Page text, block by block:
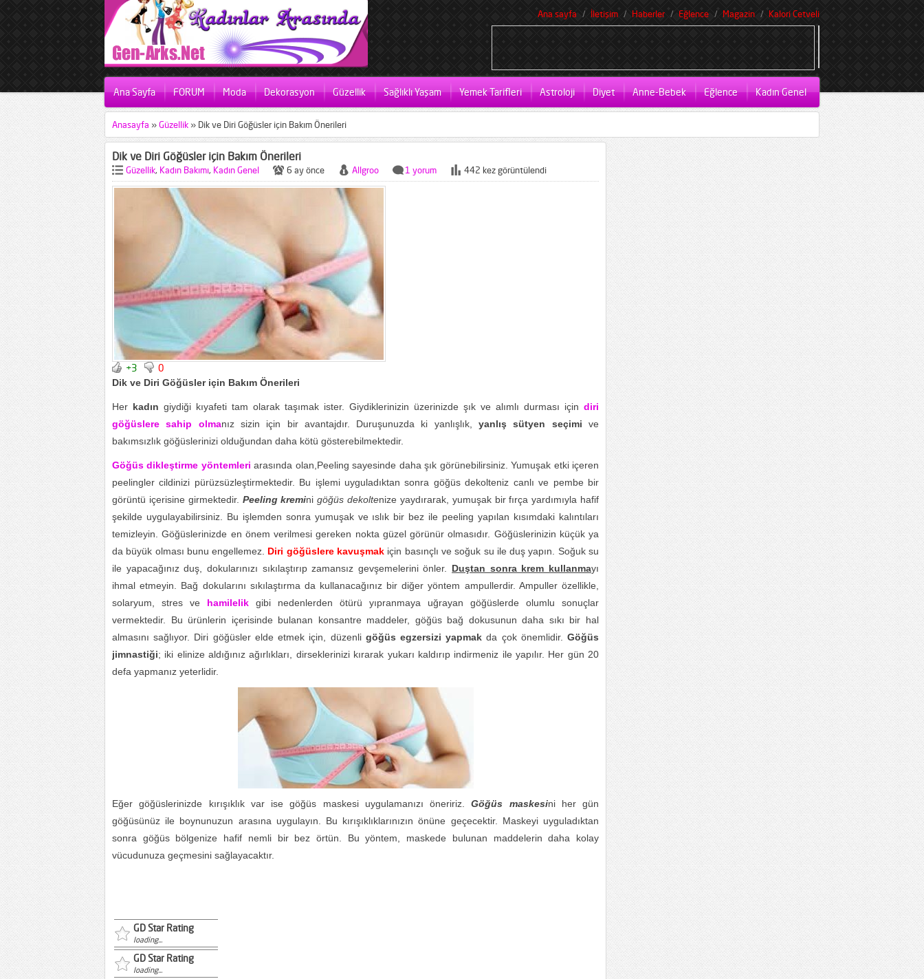
Ana sayfa İletişim Haberler Eğlence Magazin Kalori Cetveli
Ana Sayfa FORUM Moda Dekorasyon Güzellik Sağlıklı Yaşam Yemek Tarifleri Astroloji Diyet Anne-Bebek Eğlence Kadın Genel
Anasayfa »Güzellik » Dik ve Diri Göğüsler için Bakım Önerileri
Dik ve Diri Göğüsler için Bakım Önerileri
Güzellik, Kadın Bakımı, Kadın Genel 6 ay önce Allgroo 1 yorum 442 kez görüntülendi
+3 0
Dik ve Diri Göğüsler için Bakım Önerileri
Her kadın giydiği kıyafeti tam olarak taşımak ister. Giydiklerinizin üzerinizde şık ve alımlı durması için diri
göğüslere sahip olmanız sizin için bir avantajdır. Duruşunuzda ki yanlışlık,yanlış sütyen seçimi ve
bakımsızlık göğüslerinizi olduğundan daha kötü gösterebilmektedir.
Göğüs dikleştirme yöntemleri arasında olan,Peeling sayesinde daha şık görünebilirsiniz. Yumuşak etki içeren
peelingler cildinizi pürüzsüzleştirmektedir. Bu işlemi uyguladıktan sonra göğüs dekolteniz canlı ve pembe bir
görüntü içerisine girmektedir. Peeling kreminigöğüs dekoltenize yaydırarak, yumuşak bir fırça yardımıyla hafif
şekilde uygulayabilirsiniz. Bu işlemden sonra yumuşak ve ıslık bir bez ile peeling yapılan kısımdaki kalıntıları
temizleyin. Göğüslerinizde en önem verilmesi gereken nokta güzel görünür olmasıdır. Göğüslerinizin küçük ya
da büyük olması bunu engellemez. Diri göğüslere kavuşmak için basınçlı ve soğuk su ile duş yapın. Soğuk su
ile yapacağınız duş, dokularınızı sıkılaştırıp zamansız gevşemelerini önler. Duştan sonra krem kullanmayı
ihmal etmeyin. Bağ dokularını sıkılaştırma da kullanacağınız bir diğer yöntem ampullerdir. Ampuller özellikle,
solaryum, stres ve hamilelik gibi nedenlerden ötürü yıpranmaya uğrayan göğüslerde olumlu sonuçlar
vermektedir. Bu ürünlerin içerisinde bulanan konsantre maddeler, göğüs bağ dokusunun daha sıkı bir hal
almasını sağlıyor. Diri göğüsler elde etmek için, düzenli göğüs egzersizi yapmak da çok önemlidir.Göğüs
jimnastiği; iki elinize aldığınız ağırlıkları, dirseklerinizi kırarak yukarı kaldırıp indirmeniz ile yapılır. Her gün 20
defa yapmanız yeterlidir.
Eğer göğüslerinizde kırışıklık var ise göğüs maskesi uygulamanızı öneririz.Göğüs maskesini her gün
göğüsünüz ile boynunuzun arasına uygulayın. Bu kırışıklıklarınızın önüne geçecektir. Maskeyi uyguladıktan
sonra göğüs bölgenize hafif nemli bir bez örtün. Bu yöntem, maskede bulunan maddelerin daha kolay
vücudunuza geçmesini sağlayacaktır.
GD Star Rating
loading...
GD Star Rating
loading...